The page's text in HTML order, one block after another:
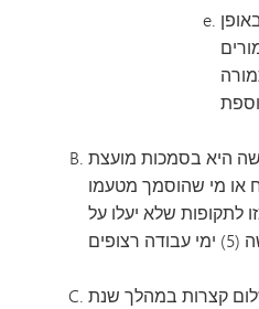
היא בסמכות מועצת
מי שהוסמך מטעמו
לתקופות שלא יעלו על
קצרות במהלך שנת